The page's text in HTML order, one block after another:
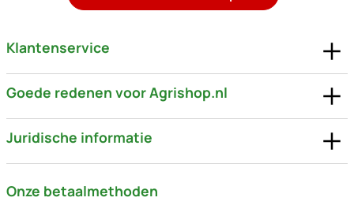
Klantenservice
Goede redenen voor Agrishop.nl
Juridische informatie
Onze betaalmethoden